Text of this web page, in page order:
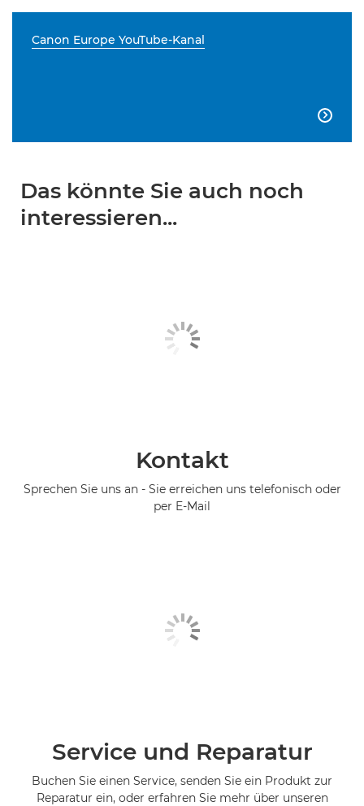
Canon Europe YouTube-Kanal

Das könnte Sie auch noch
interessieren...
Kontakt
Sprechen Sie uns an - Sie erreichen uns telefonisch oder
per E-Mail
Service und Reparatur
Buchen Sie einen Service, senden Sie ein Produkt zur
Reparatur ein, oder erfahren Sie mehr über unseren